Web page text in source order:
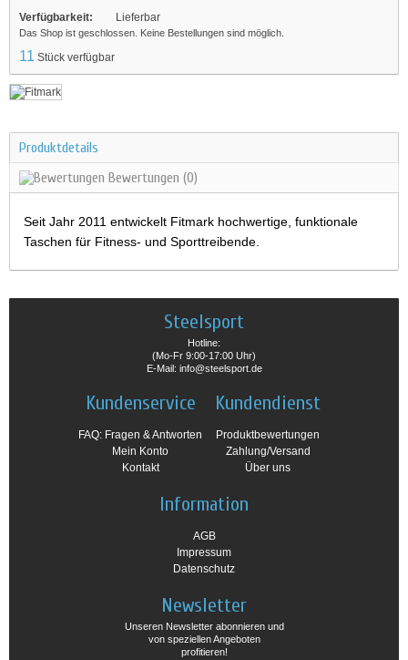
Verfügbarkeit: Lieferbar
Das Shop ist geschlossen. Keine Bestellungen sind möglich.
11 Stück verfügbar
Produktdetails
Bewertungen (0)
Seit Jahr 2011 entwickelt Fitmark hochwertige, funktionale
Taschen für Fitness- und Sporttreibende.
Steelsport
Hotline:
(Mo-Fr 9:00-17:00 Uhr)
E-Mail: info@steelsport.de
Kundenservice
FAQ: Fragen & Antworten
Mein Konto
Kontakt
Kundendienst
Produktbewertungen
Zahlung/Versand
Über uns
Information
AGB
Impressum
Datenschutz
Newsletter
Unseren Newsletter abonnieren und
von speziellen Angeboten
profitieren!